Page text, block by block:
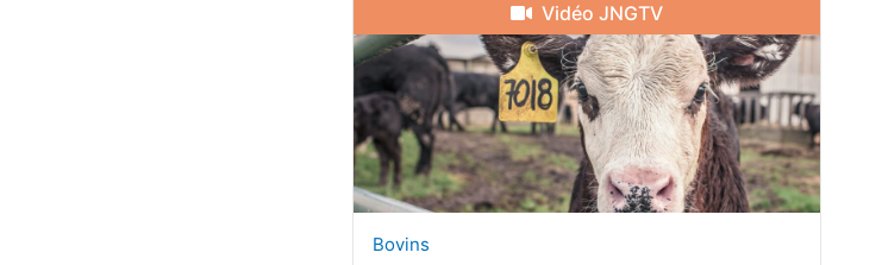
Vidéo JNGTV
Bovins